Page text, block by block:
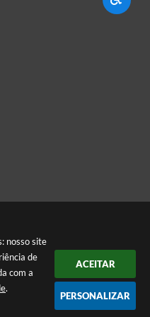
nosso site
de
com a
.
ACEITAR
PERSONALIZAR